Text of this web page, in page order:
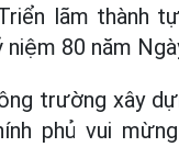
lãm thành
niệm 80 năm
trường xây
phủ vui